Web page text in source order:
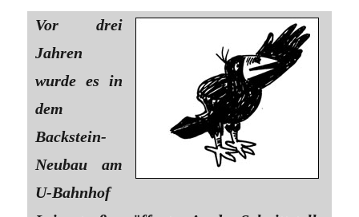
Vor drei
Jahren
wurde es in
dem
Backstein-
Neubau am
U-Bahnhof